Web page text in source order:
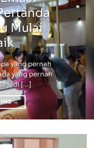
Mulai
yang pernah
yang pernah
jadi [...]
→